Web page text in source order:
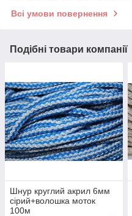
Всі умови повернення
Подібні товари компанії
Шнур круглий акрил 6мм
сірий+волошка моток
100м